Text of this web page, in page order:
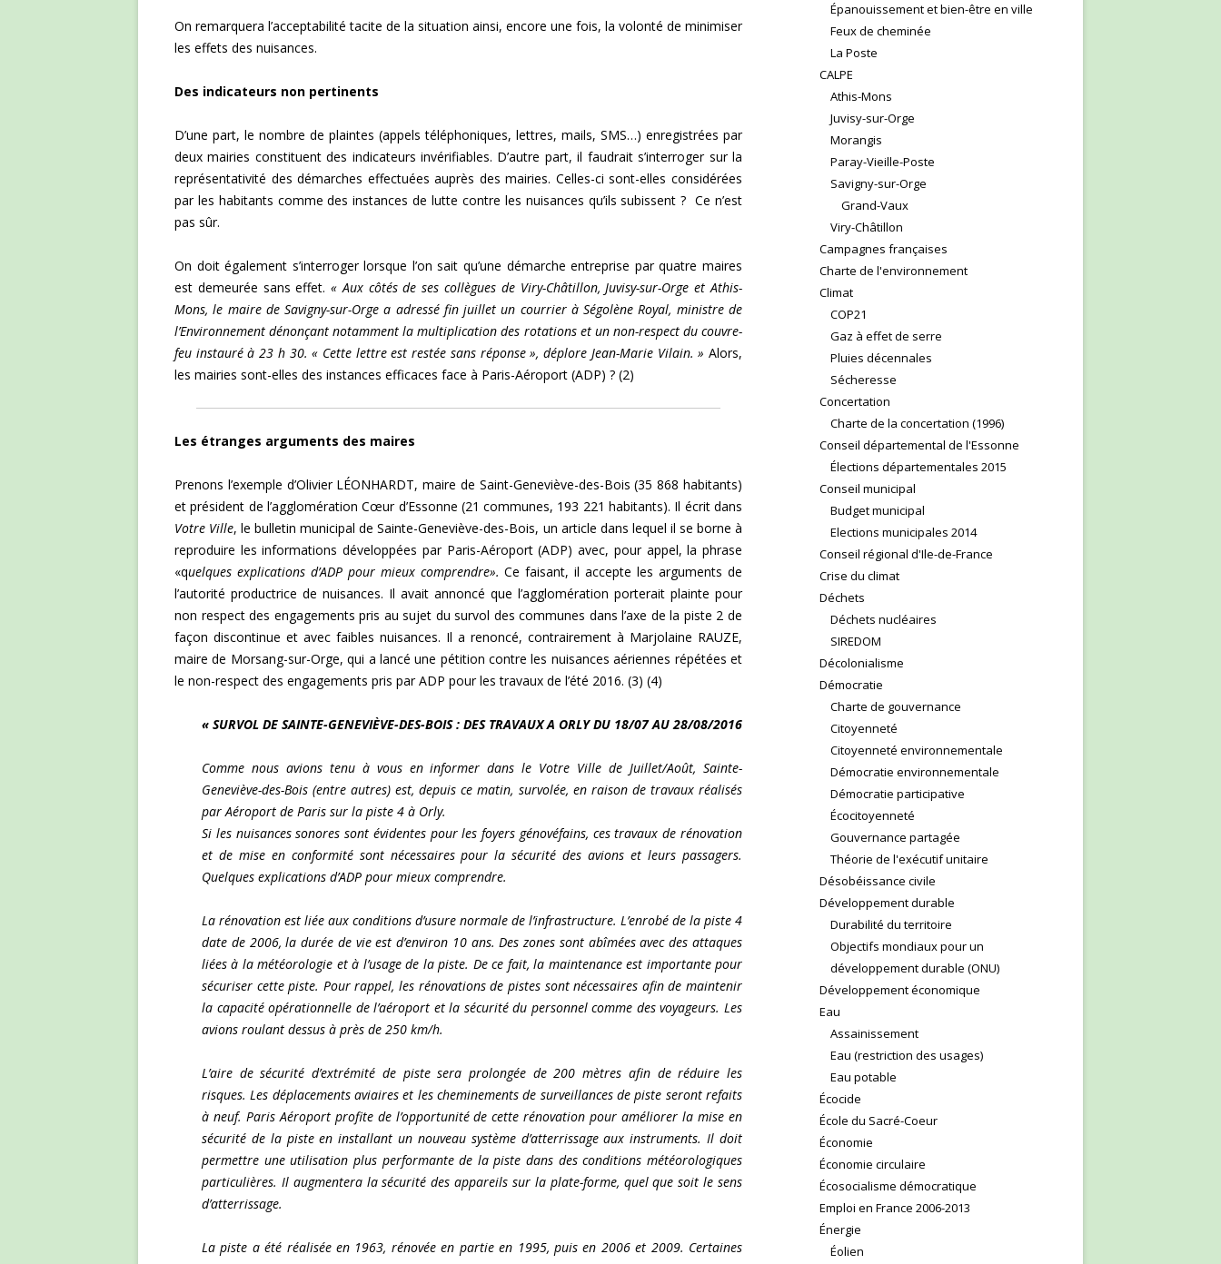
On remarquera l’acceptabilité tacite de la situation ainsi, encore une fois, la volonté de minimiser
les effets des nuisances.
Des indicateurs non pertinents
D’une part, le nombre de plaintes (appels téléphoniques, lettres, mails, SMS…) enregistrées par
deux mairies constituent des indicateurs invérifiables. D’autre part, il faudrait s’interroger sur la
représentativité des démarches effectuées auprès des mairies. Celles-ci sont-elles considérées
par les habitants comme des instances de lutte contre les nuisances qu’ils subissent ? Ce n’est
pas sûr.
On doit également s’interroger lorsque l’on sait qu’une démarche entreprise par quatre maires
est demeurée sans effet.« Aux côtés de ses collègues de Viry-Châtillon, Juvisy-sur-Orge et Athis-
Mons, le maire de Savigny-sur-Orge a adressé fin juillet un courrier à Ségolène Royal, ministre de
l’Environnement dénonçant notamment la multiplication des rotations et un non-respect du couvre-
feu instauré à 23 h 30. « Cette lettre est restée sans réponse », déplore Jean-Marie Vilain. » Alors,
les mairies sont-elles des instances efficaces face à Paris-Aéroport (ADP) ? (2)
Les étranges arguments des maires
Prenons l’exemple d’Olivier LÉONHARDT, maire de Saint-Geneviève-des-Bois (35 868 habitants)
et président de l’agglomération Cœur d’Essonne (21 communes, 193 221 habitants). Il écrit dans
Votre Ville, le bulletin municipal de Sainte-Geneviève-des-Bois, un article dans lequel il se borne à
reproduire les informations développées par Paris-Aéroport (ADP) avec, pour appel, la phrase
«quelques explications d’ADP pour mieux comprendre». Ce faisant, il accepte les arguments de
l’autorité productrice de nuisances. Il avait annoncé que l’agglomération porterait plainte pour
non respect des engagements pris au sujet du survol des communes dans l’axe de la piste 2 de
façon discontinue et avec faibles nuisances. Il a renoncé, contrairement à Marjolaine RAUZE,
maire de Morsang-sur-Orge, qui a lancé une pétition contre les nuisances aériennes répétées et
le non-respect des engagements pris par ADP pour les travaux de l’été 2016. (3) (4)
« SURVOL DE SAINTE-GENEVIÈVE-DES-BOIS : DES TRAVAUX A ORLY DU 18/07 AU 28/08/2016
Comme nous avions tenu à vous en informer dans le Votre Ville de Juillet/Août, Sainte-
Geneviève-des-Bois (entre autres) est, depuis ce matin, survolée, en raison de travaux réalisés
par Aéroport de Paris sur la piste 4 à Orly.
Si les nuisances sonores sont évidentes pour les foyers génovéfains, ces travaux de rénovation
et de mise en conformité sont nécessaires pour la sécurité des avions et leurs passagers.
Quelques explications d’ADP pour mieux comprendre.
La rénovation est liée aux conditions d’usure normale de l’infrastructure. L’enrobé de la piste 4
date de 2006, la durée de vie est d’environ 10 ans. Des zones sont abîmées avec des attaques
liées à la météorologie et à l’usage de la piste. De ce fait, la maintenance est importante pour
sécuriser cette piste. Pour rappel, les rénovations de pistes sont nécessaires afin de maintenir
la capacité opérationnelle de l’aéroport et la sécurité du personnel comme des voyageurs. Les
avions roulant dessus à près de 250 km/h.
L’aire de sécurité d’extrémité de piste sera prolongée de 200 mètres afin de réduire les
risques. Les déplacements aviaires et les cheminements de surveillances de piste seront refaits
à neuf. Paris Aéroport profite de l’opportunité de cette rénovation pour améliorer la mise en
sécurité de la piste en installant un nouveau système d’atterrissage aux instruments. Il doit
permettre une utilisation plus performante de la piste dans des conditions météorologiques
particulières. Il augmentera la sécurité des appareils sur la plate-forme, quel que soit le sens
d’atterrissage.
La piste a été réalisée en 1963, rénovée en partie en 1995, puis en 2006 et 2009. Certaines
Épanouissement et bien-être en ville
Feux de cheminée
La Poste
CALPE
Athis-Mons
Juvisy-sur-Orge
Morangis
Paray-Vieille-Poste
Savigny-sur-Orge
Grand-Vaux
Viry-Châtillon
Campagnes françaises
Charte de l'environnement
Climat
COP21
Gaz à effet de serre
Pluies décennales
Sécheresse
Concertation
Charte de la concertation (1996)
Conseil départemental de l'Essonne
Élections départementales 2015
Conseil municipal
Budget municipal
Elections municipales 2014
Conseil régional d'Ile-de-France
Crise du climat
Déchets
Déchets nucléaires
SIREDOM
Décolonialisme
Démocratie
Charte de gouvernance
Citoyenneté
Citoyenneté environnementale
Démocratie environnementale
Démocratie participative
Écocitoyenneté
Gouvernance partagée
Théorie de l'exécutif unitaire
Désobéissance civile
Développement durable
Durabilité du territoire
Objectifs mondiaux pour un
développement durable (ONU)
Développement économique
Eau
Assainissement
Eau (restriction des usages)
Eau potable
Écocide
École du Sacré-Coeur
Économie
Économie circulaire
Écosocialisme démocratique
Emploi en France 2006-2013
Énergie
Éolien